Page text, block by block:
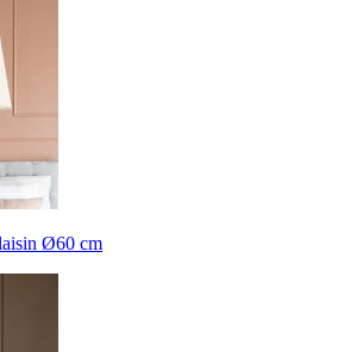
Ø60 cm